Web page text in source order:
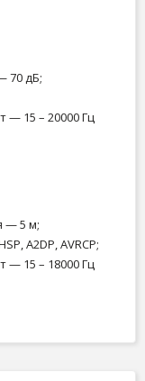
70 дБ;
— 15 – 20000 Гц
— 5 м;
A2DP, AVRCP;
— 15 – 18000 Гц